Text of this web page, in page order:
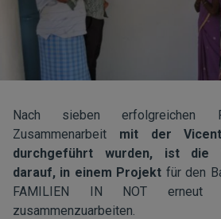
Nach sieben erfolgreichen
Zusammenarbeit mit der
durchgeführt wurden, ist die
darauf, in einem Projekt für den
FAMILIEN IN NOT
zusammenzuarbeiten.